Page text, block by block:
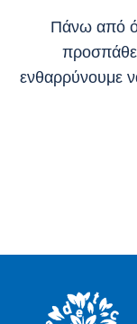
Πάνω από
ενθαρρύνουμε